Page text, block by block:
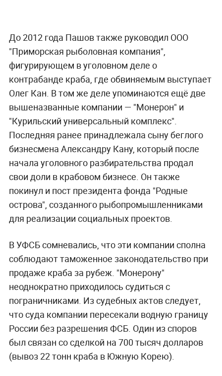
До 2012 года Пашов также руководил ООО
"Приморская рыболовная компания",
фигурирующем в уголовном деле о
контрабанде краба, где обвиняемым выступает
Олег Кан. В том же деле упоминаются ещё две
вышеназванные компании — "Монерон" и
"Курильский универсальный комплекс".
Последняя ранее принадлежала сыну беглого
бизнесмена Александру Кану, который после
начала уголовного разбирательства продал
свои доли в крабовом бизнесе. Он также
покинул и пост президента фонда "Родные
острова", созданного рыбопромышленниками
для реализации социальных проектов.
В УФСБ сомневались, что эти компании сполна
соблюдают таможенное законодательство при
продаже краба за рубеж. "Монерону"
неоднократно приходилось судиться с
пограничниками. Из судебных актов следует,
что суда компании пересекали водную границу
России без разрешения ФСБ. Один из споров
был связан со сделкой на 700 тысяч долларов
(вывоз 22 тонн краба в Южную Корею).